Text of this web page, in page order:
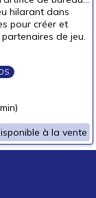
(1)
hilarant dans
pour créer et
de jeu.
à la vente